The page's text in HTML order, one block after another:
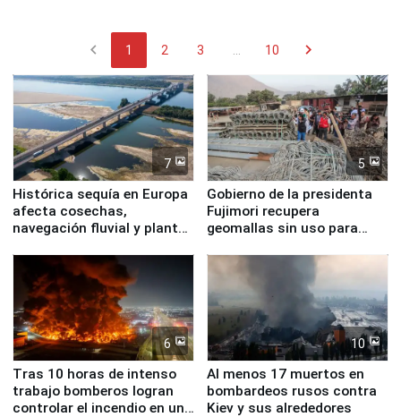
chevron_left 1 2 3 10 chevron_right
7
Histórica sequía en Europa
afecta cosechas,
navegación fluvial y plantas
5
Gobierno de la presidenta
Fujimori recupera
geomallas sin uso para
Fenómeno El Niño
6
Tras 10 horas de intenso
trabajo bomberos logran
controlar el incendio en una
10
Al menos 17 muertos en
bombardeos rusos contra
Kiev y sus alrededores